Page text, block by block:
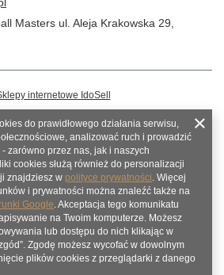
Masters ul. Aleja Krakowska 29
do prawidłowego działania serwisu,
analizować ruch i prowadzić
zarówno przez nas, jak i naszych
cookies służą również do personalizacji
znajdziesz w polityce prywatności. Więcej
i prywatności można znaleźć także na
Google. Akceptacja tego komunikatu
na Twoim komputerze. Możesz
lub dostępu do nich klikając w
Zgodę możesz wycofać w dowolnym
plików cookies z przeglądarki z danego